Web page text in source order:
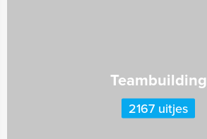
Teambuilding
2167 uitjes